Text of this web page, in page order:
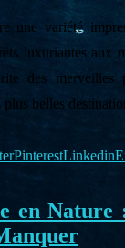
une variété
luxuriantes aux
des merveilles
plus belles
PinterestLinkedin
en